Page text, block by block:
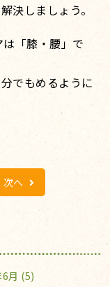
決しましょう。
「膝・腰」で
でもめるように
次へ
月 (5)